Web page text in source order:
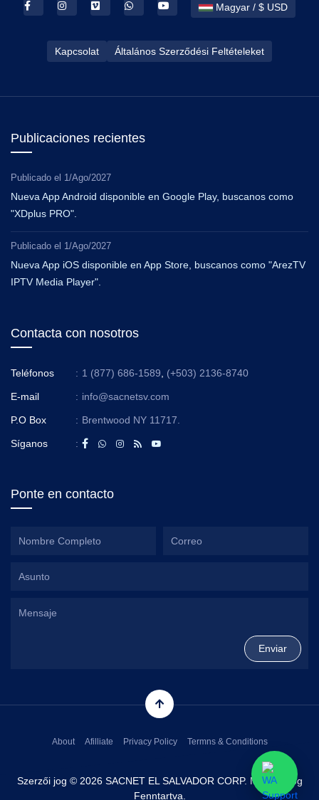
Magyar / $ USD
Kapcsolat Általános Szerződési Feltételeket
Publicaciones recientes
Publicado el 1/Ago/2027
Nueva App Android disponible en Google Play, buscanos como
"XDplus PRO".
Publicado el 1/Ago/2027
Nueva App iOS disponible en App Store, buscanos como "ArezTV
IPTV Media Player".
Contacta con nosotros
Teléfonos : 1 (877) 686-1589 (+503) 2136-8740
E-mail : info@sacnetsv.com
P.O Box : Brentwood NY 11717.
Síganos :
Ponte en contacto
Szerzői jog © 2026 SACNET EL SALVADOR CORP. Minden Jog
Fenntartva.
About Afilliate Privacy Policy Termns & Conditions